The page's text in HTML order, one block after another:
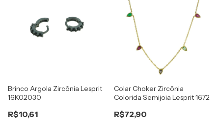
Brinco Argola Zircônia Lesprit
16K02030
R$10,61
Colar Choker Zircônia
Colorida Semijoia Lesprit 1672
R$72,90